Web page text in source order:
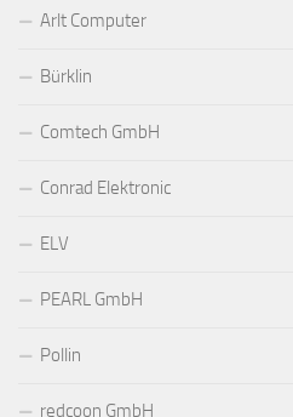
Arlt Computer
Bürklin
Comtech GmbH
Conrad Elektronic
ELV
PEARL GmbH
Pollin
redcoon GmbH